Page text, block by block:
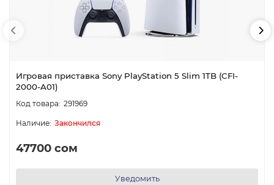
Игровая приставка Sony PlayStation 5 Slim 1TB (CFI-
2000-A01)
291969
Закончился
47700 сом
Уведомить